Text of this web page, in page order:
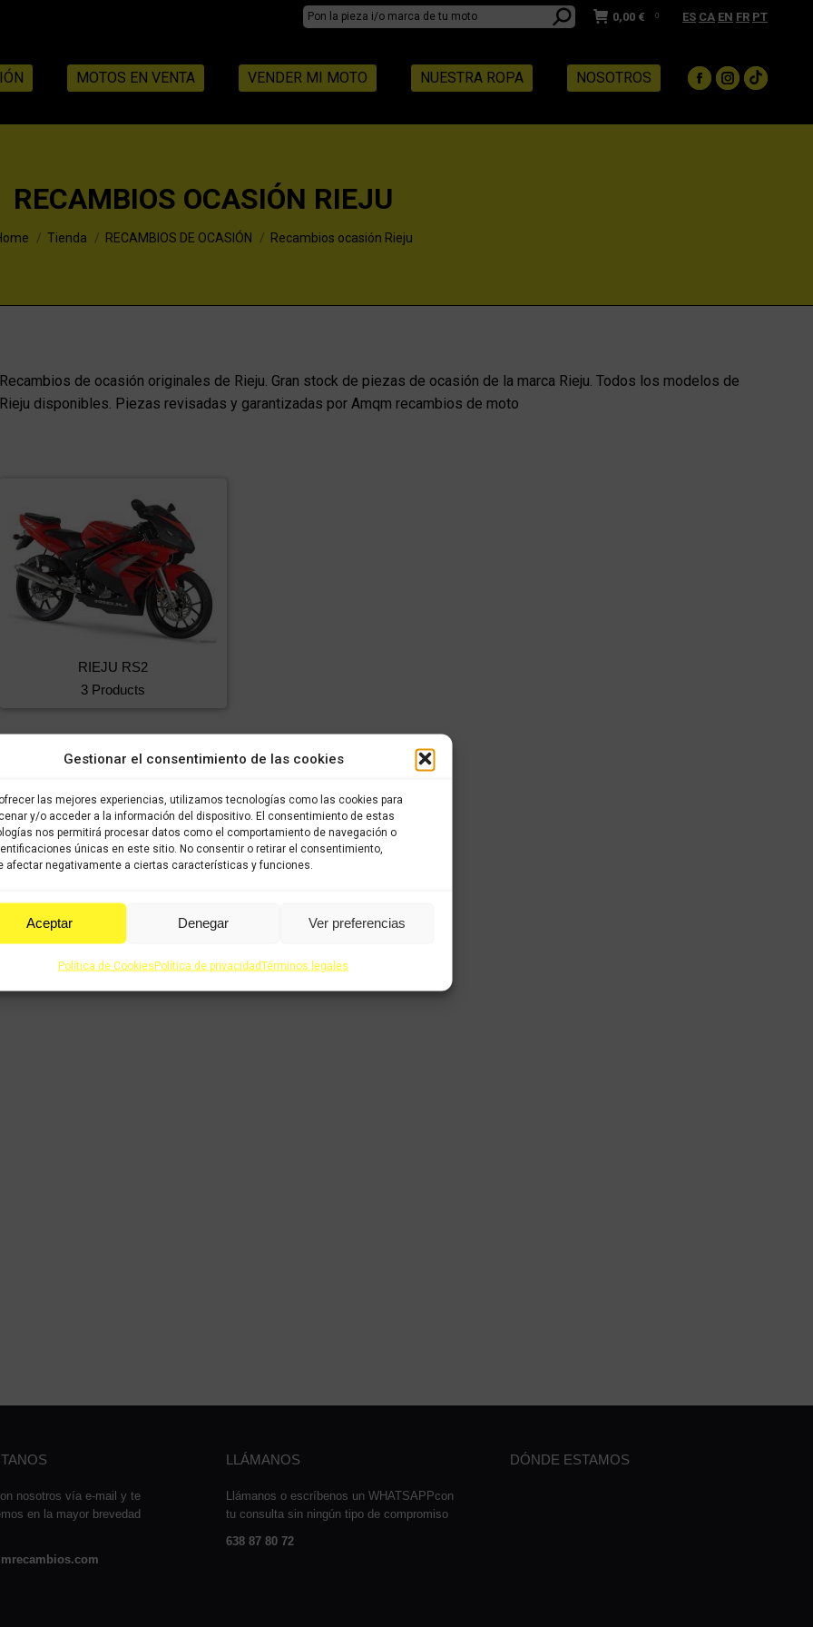
Gestionar el consentimiento de las cookies
las mejores experiencias, utilizamos tecnologías como las cookies para
y/o acceder a la información del dispositivo. El consentimiento de estas
nos permitirá procesar datos como el comportamiento de navegación o
únicas en este sitio. No consentir o retirar el consentimiento,
afectar negativamente a ciertas características y funciones.
Aceptar Denegar Ver preferencias
Política de CookiesPolítica de privacidadTérminos legales
Search: 0,00 € 0 ES CA EN FR PT
MOTOS EN VENTA VENDER MI MOTO NUESTRA ROPA NOSOTROS
Facebook
Instagram
TikTok
RECAMBIOS OCASIÓN RIEJU
are here:Tienda RECAMBIOS DE OCASIÓN Recambios ocasión Rieju
Recambios de ocasión originales de Rieju. Gran stock de piezas de ocasión de la marca Rieju. Todos los modelos de
Rieju disponibles. Piezas revisadas y garantizadas por Amqm recambios de moto
RIEJU RS2
3 Products
nosotros vía e-mail y te
en la mayor brevedad
LLÁMANOS
Llámanos o escríbenos un WHATSAPPcon
tu consulta sin ningún tipo de compromiso
638 87 80 72
DÓNDE ESTAMOS